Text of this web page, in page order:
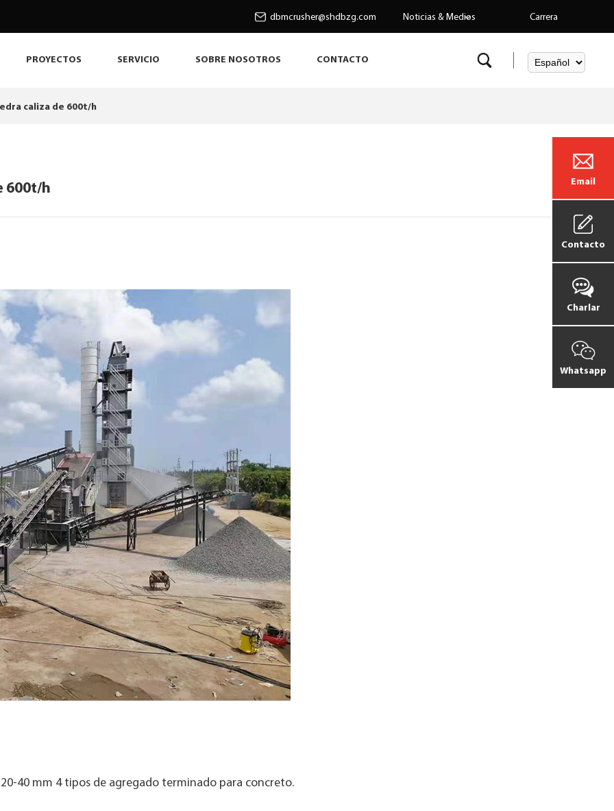
Email
Contacto
Charlar
Whatsapp
dbmcrusher@shdbzg.com Noticias & Medios Carrera
PROYECTOS SERVICIO SOBRE NOSOTROS CONTACTO
caliza de 600t/h
600t/h
40 mm 4 tipos de agregado terminado para concreto.